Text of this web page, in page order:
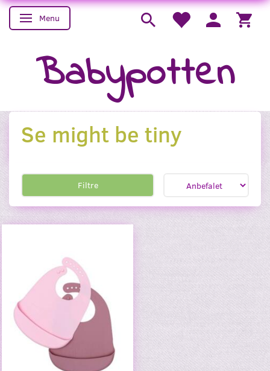
Skifte navigation
Menu
Babypotten
Se might be tiny
Filtre